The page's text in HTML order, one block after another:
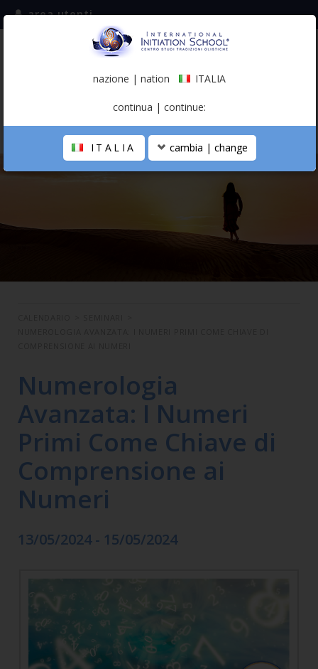
iscriviti alla mailing list
(italiano)
area utenti
LA SCUOLA
Numerologia
Avanzata: I Numeri
Primi Come Chiave di
Comprensione ai
Numeri
13/05/2024 - 15/05/2024
nazione | nation ITALIA
continua | continue:
ITALIA cambia | change